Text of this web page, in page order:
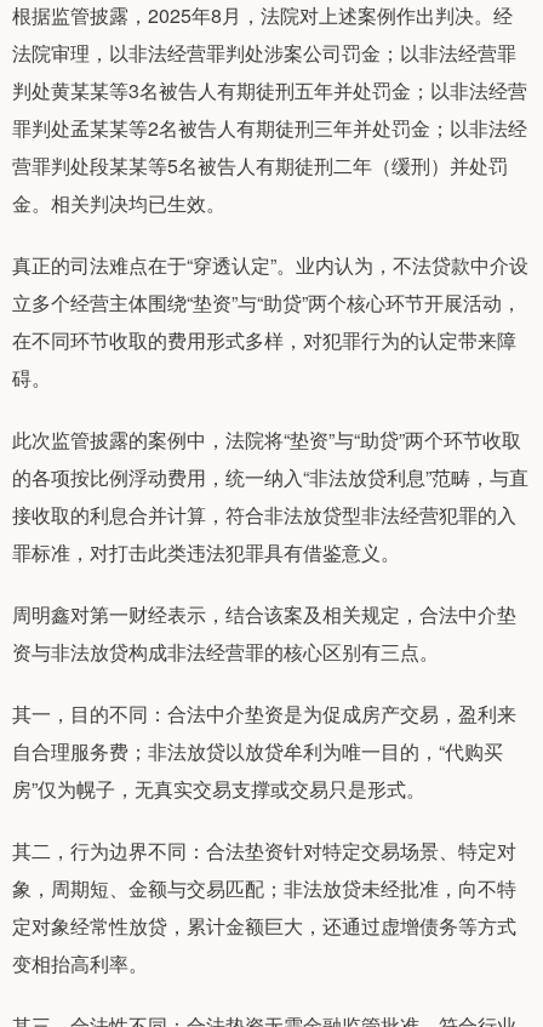
根据监管披露，2025年8月，法院对上述案例作出判决。经
法院审理，以非法经营罪判处涉案公司罚金；以非法经营罪
判处黄某某等3名被告人有期徒刑五年并处罚金；以非法经营
罪判处孟某某等2名被告人有期徒刑三年并处罚金；以非法经
营罪判处段某某等5名被告人有期徒刑二年（缓刑）并处罚
金。相关判决均已生效。
真正的司法难点在于“穿透认定”。业内认为，不法贷款中介设
立多个经营主体围绕“垫资”与“助贷”两个核心环节开展活动，
在不同环节收取的费用形式多样，对犯罪行为的认定带来障
碍。
此次监管披露的案例中，法院将“垫资”与“助贷”两个环节收取
的各项按比例浮动费用，统一纳入“非法放贷利息”范畴，与直
接收取的利息合并计算，符合非法放贷型非法经营犯罪的入
罪标准，对打击此类违法犯罪具有借鉴意义。
周明鑫对第一财经表示，结合该案及相关规定，合法中介垫
资与非法放贷构成非法经营罪的核心区别有三点。
其一，目的不同：合法中介垫资是为促成房产交易，盈利来
自合理服务费；非法放贷以放贷牟利为唯一目的，“代购买
房”仅为幌子，无真实交易支撑或交易只是形式。
其二，行为边界不同：合法垫资针对特定交易场景、特定对
象，周期短、金额与交易匹配；非法放贷未经批准，向不特
定对象经常性放贷，累计金额巨大，还通过虚增债务等方式
变相抬高利率。